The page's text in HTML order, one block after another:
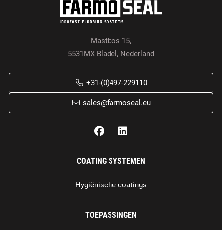
Mastbos 15,
5531MX Bladel, Nederland
+31-(0)497-229110
sales@farmoseal.eu
COATING SYSTEMEN
Hygiënische coatings
TOEPASSINGEN